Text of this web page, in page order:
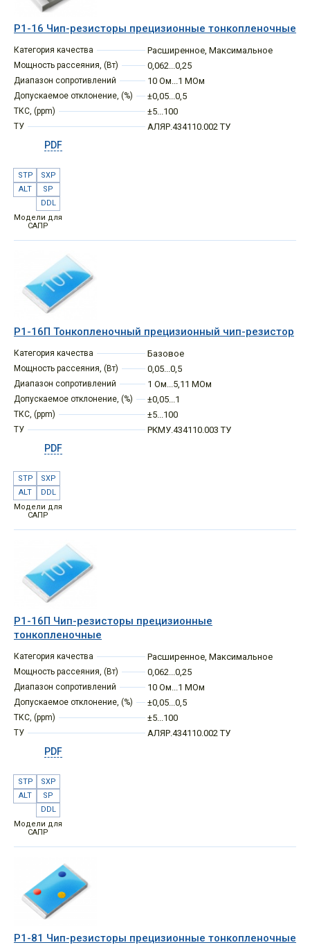
Р1-16 Чип-резисторы прецизионные тонкопленочные
Категория качества Расширенное Максимальное
Мощность рассеяния, (Вт) 0,062...0,25
Диапазон сопротивлений 10 Ом...1 МОм
Допускаемое отклонение, (%) ±0,05...0,5
ТКС, (ppm) ±5...100
ТУ АЛЯР.434110.002 ТУ
PDF
STP
SXP
ALT
SP
DDL
Модели для
САПР
Р1-16П Тонкопленочный прецизионный чип-резистор
Категория качества Базовое
Мощность рассеяния, (Вт) 0,05...0,5
Диапазон сопротивлений 1 Ом...5,11 МОм
Допускаемое отклонение, (%) ±0,05...1
ТКС, (ppm) ±5...100
ТУ РКМУ.434110.003 ТУ
PDF
STP
SXP
ALT
DDL
Модели для
САПР
Р1-16П Чип-резисторы прецизионные
тонкопленочные
Категория качества Расширенное Максимальное
Мощность рассеяния, (Вт) 0,062...0,25
Диапазон сопротивлений 10 Ом...1 МОм
Допускаемое отклонение, (%) ±0,05...0,5
ТКС, (ppm) ±5...100
ТУ АЛЯР.434110.002 ТУ
PDF
STP
SXP
ALT
SP
DDL
Модели для
САПР
Р1-81 Чип-резисторы прецизионные тонкопленочные